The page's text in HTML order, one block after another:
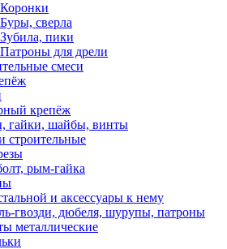
Коронки
Буры, сверла
Зубила, пики
Патроны для дрели
смеси
крепёж
гайки, шайбы, винты
строительные
рым-гайка
и аксессуары к нему
гвозди, дюбеля, шурупы, патроны
металлические